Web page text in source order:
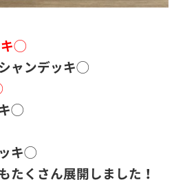
◯
ャンデッキ◯
◯
キ◯
たくさん展開しました！